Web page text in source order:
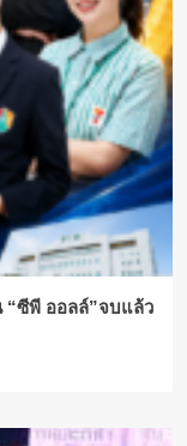
“ซีพี ออลล์”จบแล้ว